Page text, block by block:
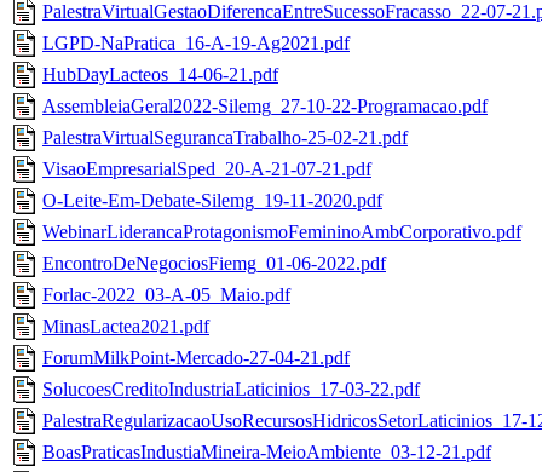
PalestraVirtualGestaoDiferencaEntreSucessoFracasso_22-07-
LGPD-NaPratica_16-A-19-Ag2021.pdf
HubDayLacteos_14-06-21.pdf
AssembleiaGeral2022-Silemg_27-10-22-Programacao.pdf
PalestraVirtualSegurancaTrabalho-25-02-21.pdf
VisaoEmpresarialSped_20-A-21-07-21.pdf
O-Leite-Em-Debate-Silemg_19-11-2020.pdf
WebinarLiderancaProtagonismoFemininoAmbCorporativo.pdf
EncontroDeNegociosFiemg_01-06-2022.pdf
Forlac-2022_03-A-05_Maio.pdf
MinasLactea2021.pdf
ForumMilkPoint-Mercado-27-04-21.pdf
SolucoesCreditoIndustriaLaticinios_17-03-22.pdf
PalestraRegularizacaoUsoRecursosHidricosSetorLaticinios_17-
BoasPraticasIndustiaMineira-MeioAmbiente_03-12-21.pdf